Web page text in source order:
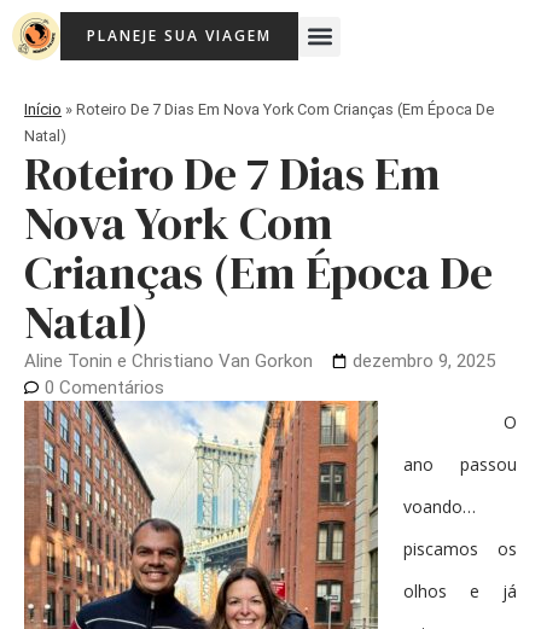
para
PLANEJE SUA VIAGEM Menu
Início » Roteiro De 7 Dias Em Nova York Com Crianças (em Época De
Natal)
Roteiro De 7 Dias Em
Nova York Com
Crianças (em Época De
Natal)
Aline Tonin e Christiano Van Gorkon
dezembro 9, 2025
0 Comentários
O
ano passou
voando…
piscamos os
olhos e já